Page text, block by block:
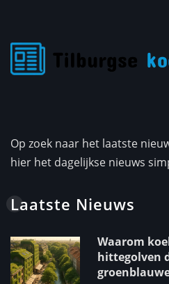
Op zoek naar het laatste
hier het dagelijkse nieuws
Laatste Nieuws
Waarom
hittegolven